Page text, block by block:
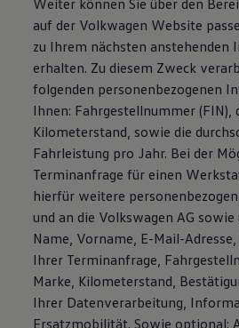
Weiter können Sie über den
auf der Volkwagen Website
zu Ihrem nächsten anstehenden
erhalten. Zu diesem Zweck
folgenden personenbezogenen
Ihnen: Fahrgestellnummer (FIN),
Kilometerstand, sowie die
Fahrleistung pro Jahr. Bei der
Terminanfrage für einen
hierfür weitere
und an die Volkswagen AG sowie
Name, Vorname, E-Mail-
Ihrer Terminanfrage,
Marke, Kilometerstand,
Ihrer Datenverarbeitung,
Ersatzmobilität. Sowie optional: